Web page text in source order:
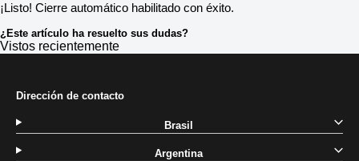
¡Listo! Cierre automático habilitado con éxito.
¿Este artículo ha resuelto sus dudas?
Vistos recientemente
Dirección de contacto
Brasil
Argentina